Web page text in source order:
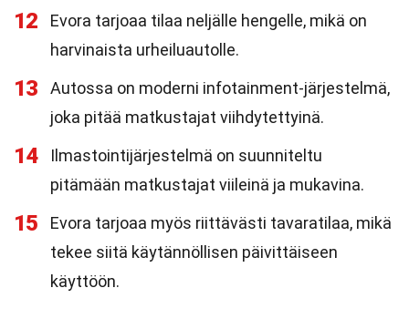
12
Evora tarjoaa tilaa neljälle hengelle, mikä on
harvinaista urheiluautolle.
13
Autossa on moderni infotainment-järjestelmä,
joka pitää matkustajat viihdytettyinä.
14
Ilmastointijärjestelmä on suunniteltu
pitämään matkustajat viileinä ja mukavina.
15
Evora tarjoaa myös riittävästi tavaratilaa, mikä
tekee siitä käytännöllisen päivittäiseen
käyttöön.